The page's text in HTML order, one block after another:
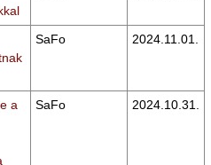
SaFo 2024.11.01.
a
SaFo 2024.10.31.